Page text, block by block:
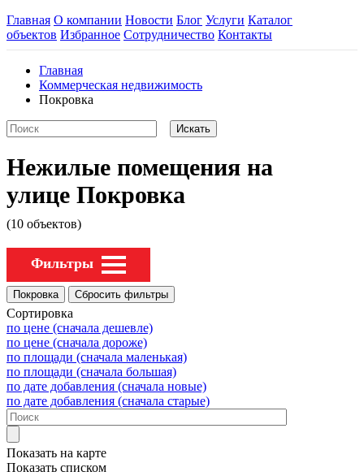
Главная О компании Новости Блог Услуги Каталог
объектов Избранное Сотрудничество Контакты
Главная
Коммерческая недвижимость
Покровка
Нежилые помещения на
улице Покровка
(10 объектов)
Фильтры
Сортировка
по цене (сначала дешевле)
по цене (сначала дороже)
по площади (сначала маленькая)
по площади (сначала большая)
по дате добавления (сначала новые)
по дате добавления (сначала старые)
Показать на карте
Показать списком